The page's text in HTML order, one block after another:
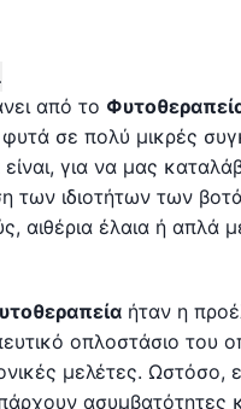
από το
φυτά σε πολύ μικρές
για να μας
των ιδιοτήτων των
αιθέρια έλαια ή απλά
ήταν η
οπλοστάσιο του
μελέτες. Ωστόσο,
ασυμβατότητες